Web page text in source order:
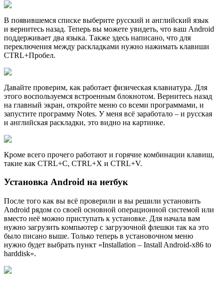
В появившемся списке выберите русский и английский язык
и вернитесь назад. Теперь вы можете увидеть, что ваш Android
поддерживает два языка. Также здесь написано, что для
переключения между раскладками нужно нажимать клавиши
CTRL+Пробел.
Давайте проверим, как работает физическая клавиатура. Для
этого воспользуемся встроенным блокнотом. Вернитесь назад
на главный экран, откройте меню со всеми программами, и
запустите программу Notes. У меня всё заработало – и русская
и английская раскладки, это видно на картинке.
Кроме всего прочего работают и горячие комбинации клавиш,
такие как CTRL+C, CTRL+X и CTRL+V.
Установка Android на нетбук
После того как вы всё проверили и вы решили установить
Android рядом со своей основной операционной системой или
вместо неё можно приступать к установке. Для начала вам
нужно загрузить компьютер с загрузочной флешки так ка это
было писано выше. Только теперь в установочном меню
нужно будет выбрать пункт «Installation – Install Android-x86 to
harddisk».